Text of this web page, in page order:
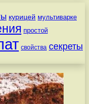
курицей мультиварке
простой
свойства секреты